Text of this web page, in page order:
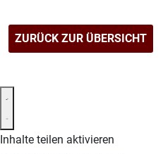
ZURÜCK ZUR ÜBERSICHT
Inhalte teilen aktivieren